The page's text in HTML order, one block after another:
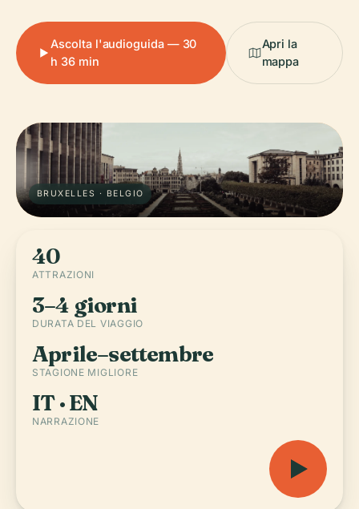
Ascolta l'audioguida — 30
h 36 min
Apri la
mappa
BRUXELLES · BELGIO
40
ATTRAZIONI
3–4 giorni
DURATA DEL VIAGGIO
Aprile–settembre
STAGIONE MIGLIORE
IT · EN
NARRAZIONE